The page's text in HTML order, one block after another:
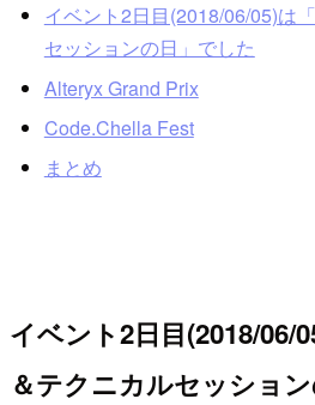
イベント2日目(2018/06/05)は
セッションの日」でした
Alteryx Grand Prix
Code.Chella Fest
まとめ
イベント2日目(2018/06/
＆テクニカルセッショ